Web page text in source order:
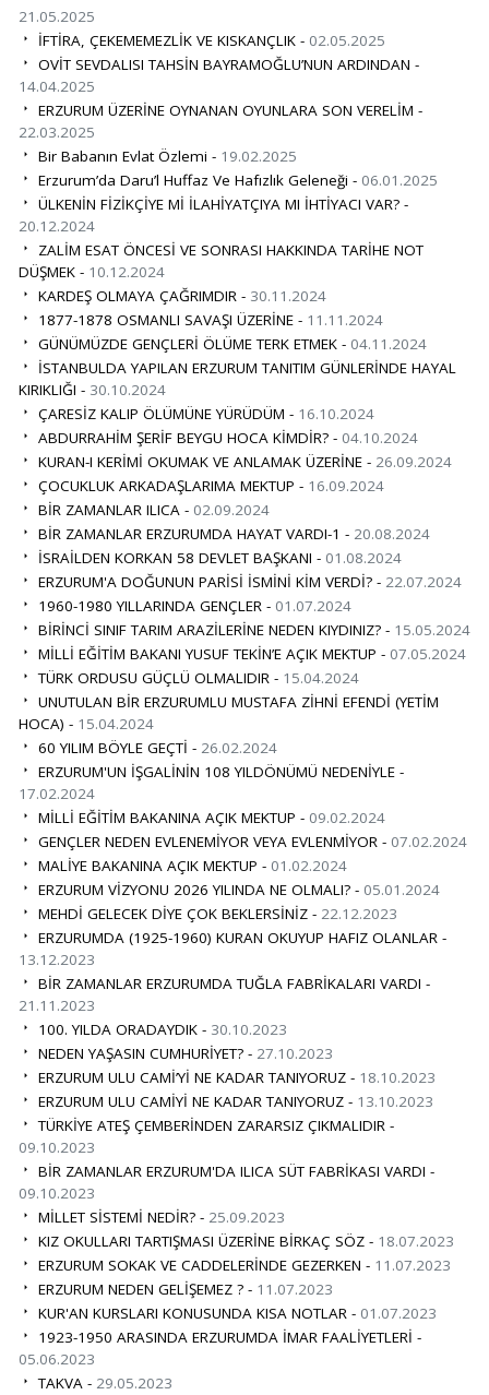
21.05.2025
İFTİRA, ÇEKEMEMEZLİK VE KISKANÇLIK - 02.05.2025
OVİT SEVDALISI TAHSİN BAYRAMOĞLU’NUN ARDINDAN -
14.04.2025
ERZURUM ÜZERİNE OYNANAN OYUNLARA SON VERELİM -
22.03.2025
Bir Babanın Evlat Özlemi - 19.02.2025
Erzurum’da Daru’l Huffaz Ve Hafızlık Geleneği - 06.01.2025
ÜLKENİN FİZİKÇİYE Mİ İLAHİYATÇIYA MI İHTİYACI VAR? -
20.12.2024
ZALİM ESAT ÖNCESİ VE SONRASI HAKKINDA TARİHE NOT
DÜŞMEK - 10.12.2024
KARDEŞ OLMAYA ÇAĞRIMDIR - 30.11.2024
1877-1878 OSMANLI SAVAŞI ÜZERİNE - 11.11.2024
GÜNÜMÜZDE GENÇLERİ ÖLÜME TERK ETMEK - 04.11.2024
İSTANBULDA YAPILAN ERZURUM TANITIM GÜNLERİNDE HAYAL
KIRIKLIĞI - 30.10.2024
ÇARESİZ KALIP ÖLÜMÜNE YÜRÜDÜM - 16.10.2024
ABDURRAHİM ŞERİF BEYGU HOCA KİMDİR? - 04.10.2024
KURAN-I KERİMİ OKUMAK VE ANLAMAK ÜZERİNE - 26.09.2024
ÇOCUKLUK ARKADAŞLARIMA MEKTUP - 16.09.2024
BİR ZAMANLAR ILICA - 02.09.2024
BİR ZAMANLAR ERZURUMDA HAYAT VARDI-1 - 20.08.2024
İSRAİLDEN KORKAN 58 DEVLET BAŞKANI - 01.08.2024
ERZURUM'A DOĞUNUN PARİSİ İSMİNİ KİM VERDİ? - 22.07.2024
1960-1980 YILLARINDA GENÇLER - 01.07.2024
BİRİNCİ SINIF TARIM ARAZİLERİNE NEDEN KIYDINIZ? - 15.05.2024
MİLLİ EĞİTİM BAKANI YUSUF TEKİN’E AÇIK MEKTUP - 07.05.2024
TÜRK ORDUSU GÜÇLÜ OLMALIDIR - 15.04.2024
UNUTULAN BİR ERZURUMLU MUSTAFA ZİHNİ EFENDİ (YETİM
HOCA) - 15.04.2024
60 YILIM BÖYLE GEÇTİ - 26.02.2024
ERZURUM'UN İŞGALİNİN 108 YILDÖNÜMÜ NEDENİYLE -
17.02.2024
MİLLİ EĞİTİM BAKANINA AÇIK MEKTUP - 09.02.2024
GENÇLER NEDEN EVLENEMİYOR VEYA EVLENMİYOR - 07.02.2024
MALİYE BAKANINA AÇIK MEKTUP - 01.02.2024
ERZURUM VİZYONU 2026 YILINDA NE OLMALI? - 05.01.2024
MEHDİ GELECEK DİYE ÇOK BEKLERSİNİZ - 22.12.2023
ERZURUMDA (1925-1960) KURAN OKUYUP HAFIZ OLANLAR -
13.12.2023
BİR ZAMANLAR ERZURUMDA TUĞLA FABRİKALARI VARDI -
21.11.2023
100. YILDA ORADAYDIK - 30.10.2023
NEDEN YAŞASIN CUMHURİYET? - 27.10.2023
ERZURUM ULU CAMİ’Yİ NE KADAR TANIYORUZ - 18.10.2023
ERZURUM ULU CAMİYİ NE KADAR TANIYORUZ - 13.10.2023
TÜRKİYE ATEŞ ÇEMBERİNDEN ZARARSIZ ÇIKMALIDIR -
09.10.2023
BİR ZAMANLAR ERZURUM'DA ILICA SÜT FABRİKASI VARDI -
09.10.2023
MİLLET SİSTEMİ NEDİR? - 25.09.2023
KIZ OKULLARI TARTIŞMASI ÜZERİNE BİRKAÇ SÖZ - 18.07.2023
ERZURUM SOKAK VE CADDELERİNDE GEZERKEN - 11.07.2023
ERZURUM NEDEN GELİŞEMEZ ? - 11.07.2023
KUR'AN KURSLARI KONUSUNDA KISA NOTLAR - 01.07.2023
1923-1950 ARASINDA ERZURUMDA İMAR FAALİYETLERİ -
05.06.2023
TAKVA - 29.05.2023